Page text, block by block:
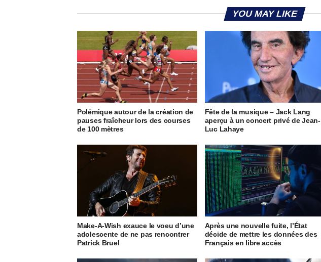
YOU MAY LIKE
Polémique autour de la création de
pauses fraîcheur lors des courses
de 100 mètres
Fête de la musique – Jack Lang
aperçu à un concert privé de Jean-
Luc Lahaye
Make-A-Wish exauce le voeu d’une
adolescente de ne pas rencontrer
Patrick Bruel
Après une nouvelle fuite, l’État
décide de mettre les données des
Français en libre accès